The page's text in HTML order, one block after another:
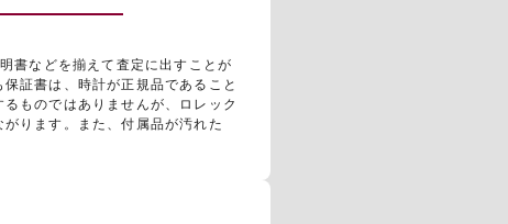
書などを揃えて査定に出すことが
証書は、時計が正規品であること
ものではありませんが、ロレック
ります。また、付属品が汚れた